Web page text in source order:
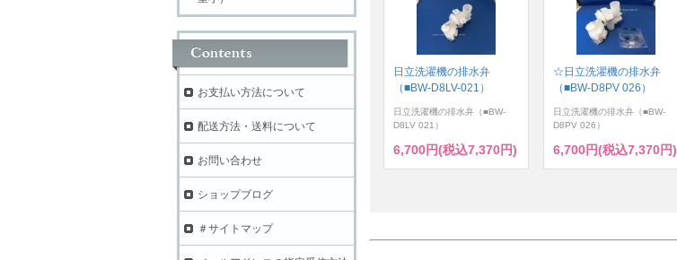
日立洗濯機の排水弁
（■BW-D8LV-021）
日立洗濯機の排水弁（■BW-
D8LV 021）
6,700円(税込7,370円)
☆日立洗濯機の排水弁
（■BW-D8PV 026）
日立洗濯機の排水弁（■BW-
D8PV 026）
6,700円(税込7,370円)
お支払い方法について
配送方法・送料について
お問い合わせ
ショップブログ
＃サイトマップ